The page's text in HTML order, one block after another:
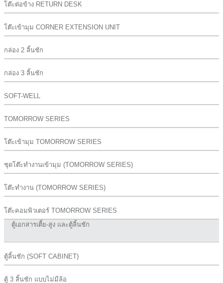
โต๊ะต่อข้าง RETURN DESK
โต๊ะเข้ามุม CORNER EXTENSION UNIT
กล่อง 2 ลิ้นชัก
กล่อง 3 ลิ้นชัก
SOFT-WELL
TOMORROW SERIES
โต๊ะเข้ามุม TOMORROW SERIES
ชุดโต๊ะทำงานเข้ามุม (TOMORROW SERIES)
โต๊ะทำงาน (TOMORROW SERIES)
โต๊ะคอมพิวเตอร์ TOMORROW SERIES
ตู้เอกสารเตี้ย-สูง และตู้ลิ้นชัก
ตู้ลิ้นชัก (SOFT CABINET)
ตู้ 3 ลิ้นชัก แบบไม่มีล้อ